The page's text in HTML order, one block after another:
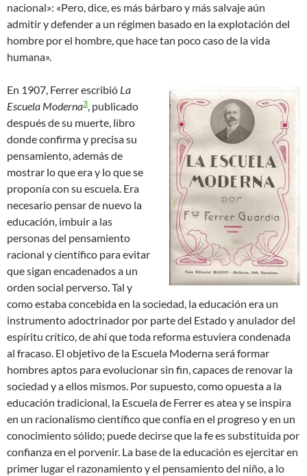
nacional»: «Pero, dice, es más bárbaro y más salvaje aún
admitir y defender a un régimen basado en la explotación del
hombre por el hombre, que hace tan poco caso de la vida
humana».
En 1907, Ferrer escribió La
Escuela Moderna3, publicado
después de su muerte, libro
donde confirma y precisa su
pensamiento, además de
mostrar lo que era y lo que se
proponía con su escuela. Era
necesario pensar de nuevo la
educación, imbuir a las
personas del pensamiento
racional y científico para evitar
que sigan encadenados a un
orden social perverso. Tal y
como estaba concebida en la sociedad, la educación era un
instrumento adoctrinador por parte del Estado y anulador del
espíritu crítico, de ahí que toda reforma estuviera condenada
al fracaso. El objetivo de la Escuela Moderna será formar
hombres aptos para evolucionar sin fin, capaces de renovar la
sociedad y a ellos mismos. Por supuesto, como opuesta a la
educación tradicional, la Escuela de Ferrer es atea y se inspira
en un racionalismo científico que confía en el progreso y en un
conocimiento sólido; puede decirse que la fe es substituida por
confianza en el porvenir. La base de la educación es ejercitar en
primer lugar el razonamiento y el pensamiento del niño, a lo